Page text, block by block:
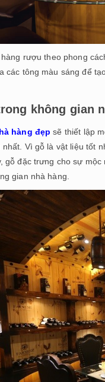
rượu theo phong
các tông màu sáng để
không gian
hàng đẹp sẽ thiết lập
Vì gỗ là vật liệu tốt
gỗ đặc trưng cho sự
gian nhà hàng.